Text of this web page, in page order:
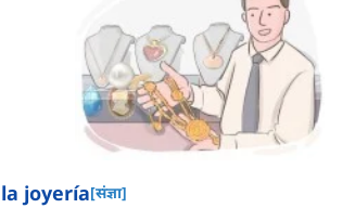
la joyería[संज्ञा]